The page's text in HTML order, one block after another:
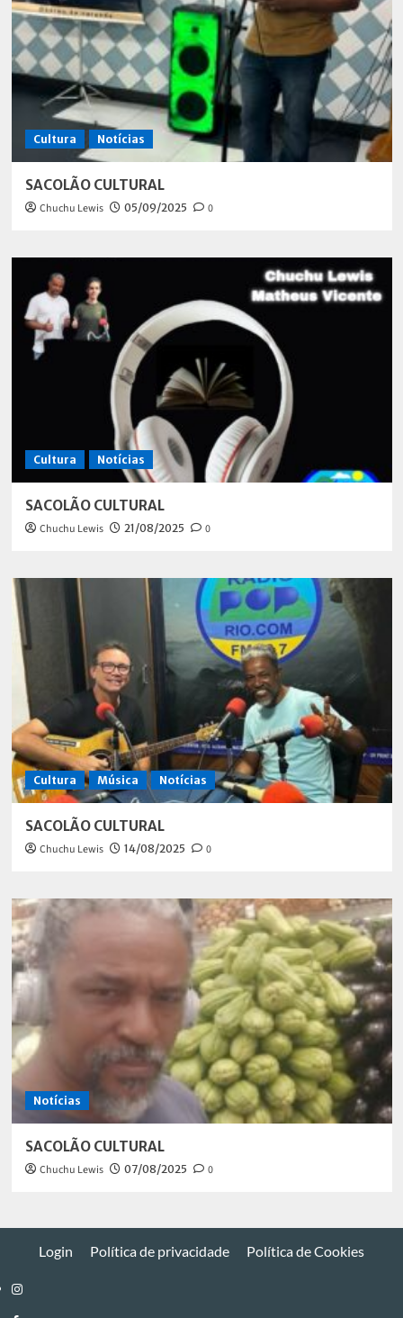
Cultura Notícias
SACOLÃO CULTURAL
Chuchu Lewis 05/09/2025 0
Cultura Notícias
SACOLÃO CULTURAL
Chuchu Lewis 21/08/2025 0
Cultura Música Notícias
SACOLÃO CULTURAL
Chuchu Lewis 14/08/2025 0
Notícias
SACOLÃO CULTURAL
Chuchu Lewis 07/08/2025 0
Login Política de privacidade Política de Cookies
Instagram